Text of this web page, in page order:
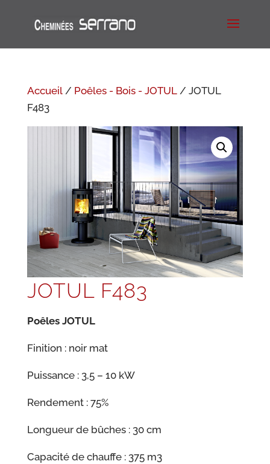
Accueil/ Poêles - Bois - JOTUL/ JOTUL
F483
JOTUL F483
Poêles JOTUL
Finition : noir mat
Puissance : 3,5 – 10 kW
Rendement : 75%
Longueur de bûches : 30 cm
Capacité de chauffe : 375 m3